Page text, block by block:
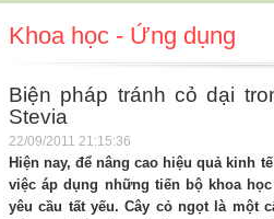
Khoa học - Ứng dụng
Biện pháp tránh cỏ dại
Stevia
22/09/2011 21:15:36
Hiện nay, để nâng cao hiệu quả kinh
việc áp dụng những tiến bộ khoa
yêu cầu tất yếu. Cây cỏ ngọt là một